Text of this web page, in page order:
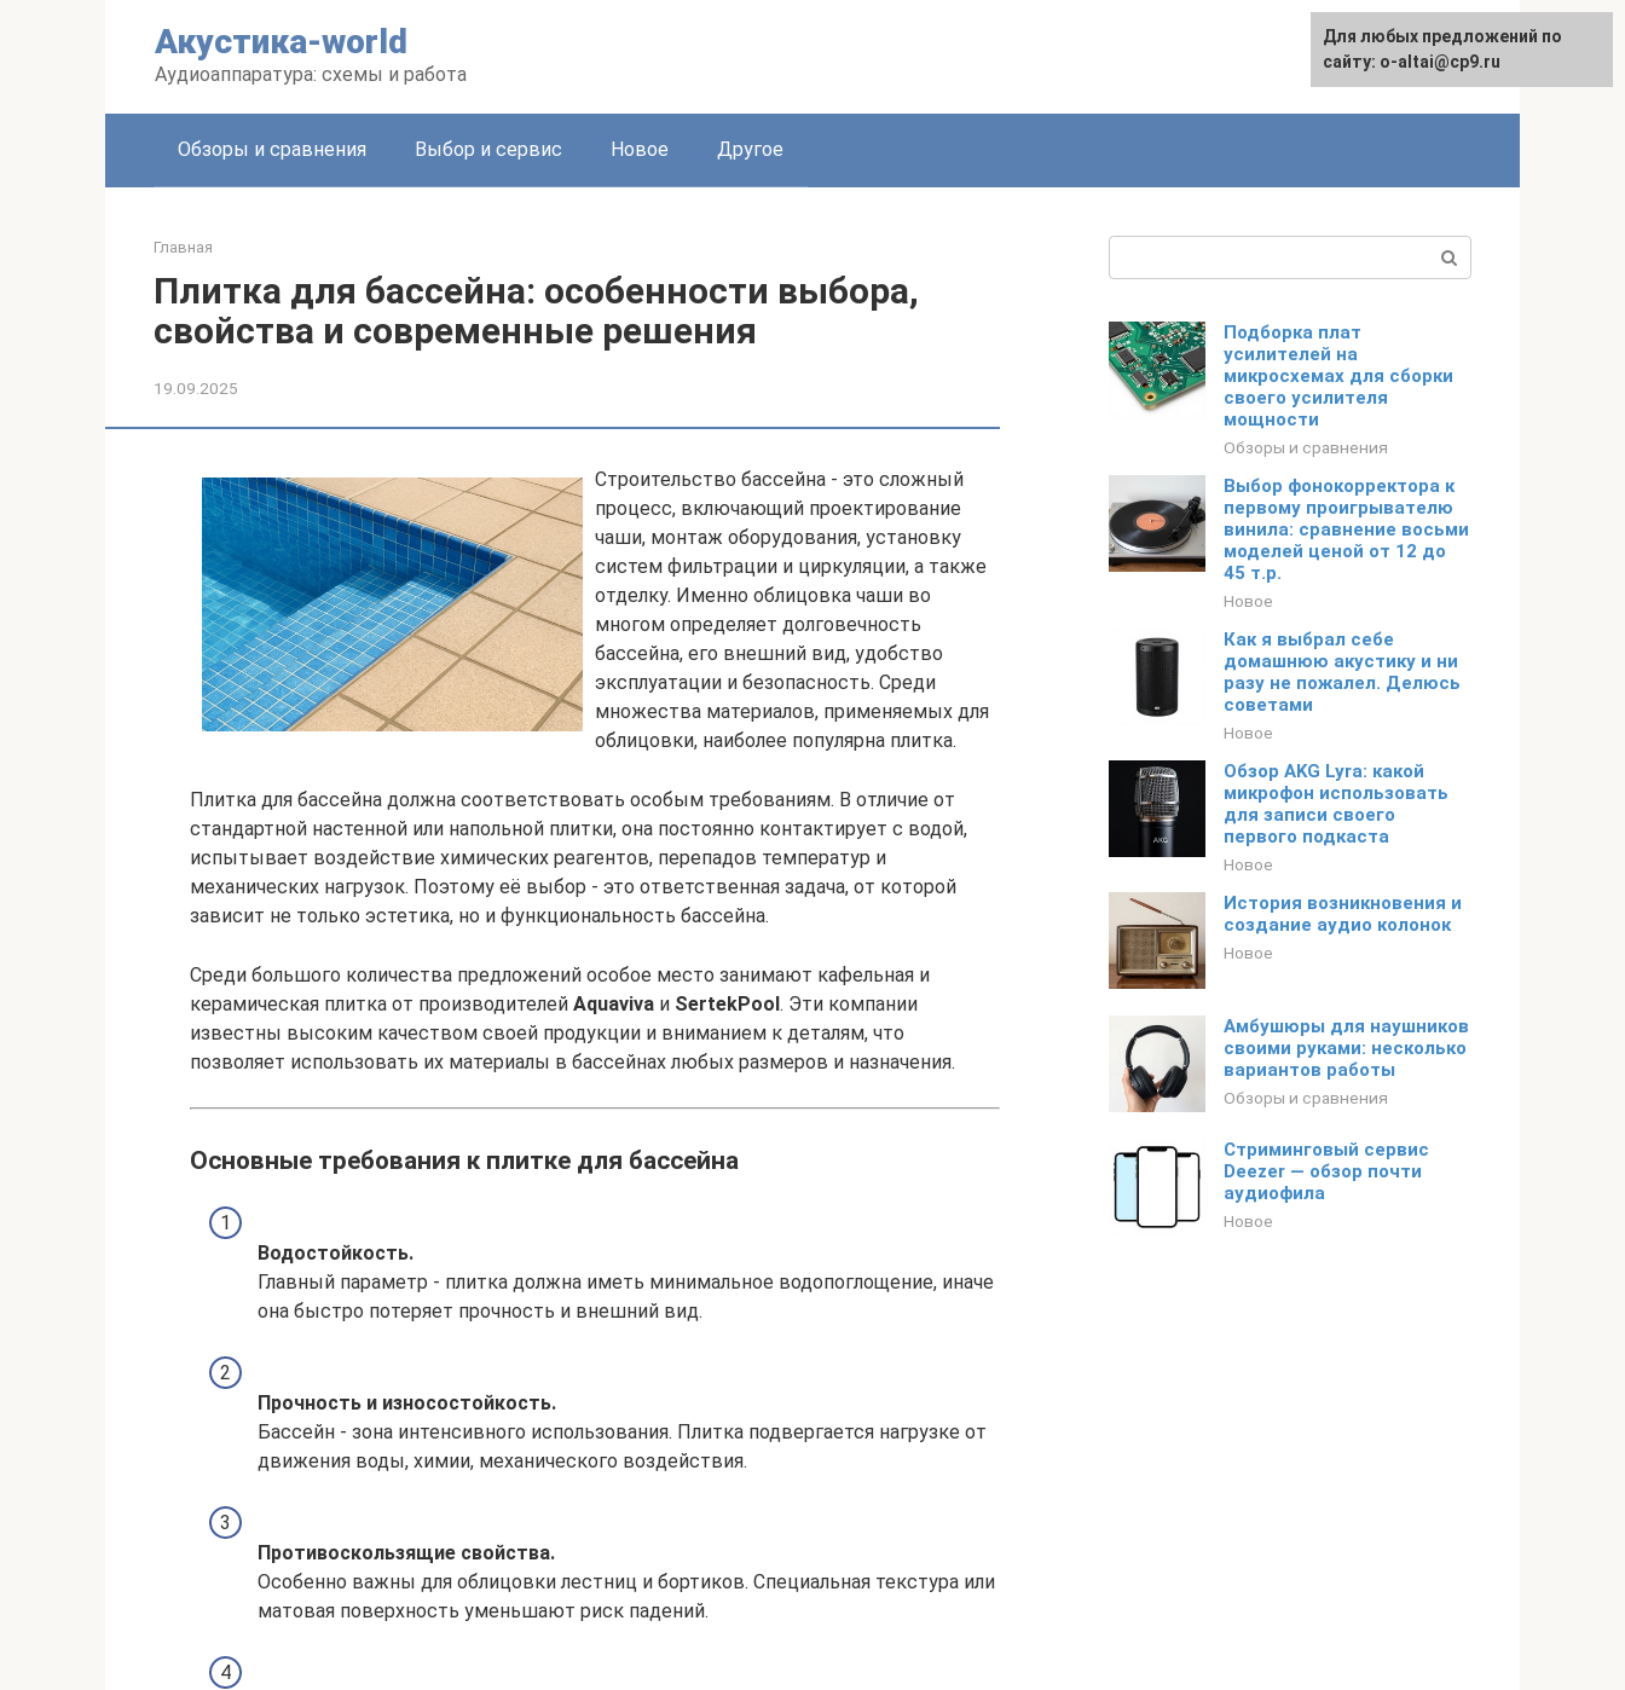
Акустика-world
Аудиоаппаратура: схемы и работа
English
Обзоры и сравнения Выбор и сервис Новое Другое
Главная
Плитка для бассейна: особенности выбора,
свойства и современные решения
19.09.2025
Строительство бассейна - это сложный
процесс, включающий проектирование
чаши, монтаж оборудования, установку
систем фильтрации и циркуляции, а также
отделку. Именно облицовка чаши во
многом определяет долговечность
бассейна, его внешний вид, удобство
эксплуатации и безопасность. Среди
множества материалов, применяемых для
облицовки, наиболее популярна плитка.
Плитка для бассейна должна соответствовать особым требованиям. В отличие от
стандартной настенной или напольной плитки, она постоянно контактирует с водой,
испытывает воздействие химических реагентов, перепадов температур и
механических нагрузок. Поэтому её выбор - это ответственная задача, от которой
зависит не только эстетика, но и функциональность бассейна.
Среди большого количества предложений особое место занимают кафельная и
керамическая плитка от производителей Aquaviva и SertekPool. Эти компании
известны высоким качеством своей продукции и вниманием к деталям, что
позволяет использовать их материалы в бассейнах любых размеров и назначения.
Основные требования к плитке для бассейна
Водостойкость.
Главный параметр - плитка должна иметь минимальное водопоглощение, иначе
она быстро потеряет прочность и внешний вид.
Прочность и износостойкость.
Бассейн - зона интенсивного использования. Плитка подвергается нагрузке от
движения воды, химии, механического воздействия.
Противоскользящие свойства.
Особенно важны для облицовки лестниц и бортиков. Специальная текстура или
матовая поверхность уменьшают риск падений.
Подборка плат
усилителей на
микросхемах для сборки
своего усилителя
мощности
Обзоры и сравнения
Выбор фонокорректора к
первому проигрывателю
винила: сравнение восьми
моделей ценой от 12 до
45 т.р.
Новое
Как я выбрал себе
домашнюю акустику и ни
разу не пожалел. Делюсь
советами
Новое
Обзор AKG Lyra: какой
микрофон использовать
для записи своего
первого подкаста
Новое
История возникновения и
создание аудио колонок
Новое
Амбушюры для наушников
своими руками: несколько
вариантов работы
Обзоры и сравнения
Стриминговый сервис
Deezer — обзор почти
аудиофила
Новое
Для любых предложений по
сайту: o-altai@cp9.ru